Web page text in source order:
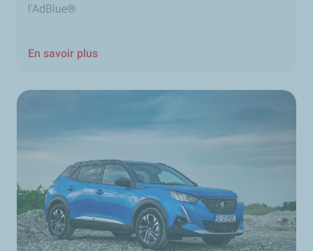
l’AdBlue®
En savoir plus